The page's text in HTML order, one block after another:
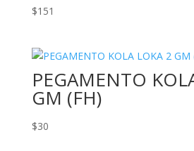
$151
PEGAMENTO
GM (FH)
$30